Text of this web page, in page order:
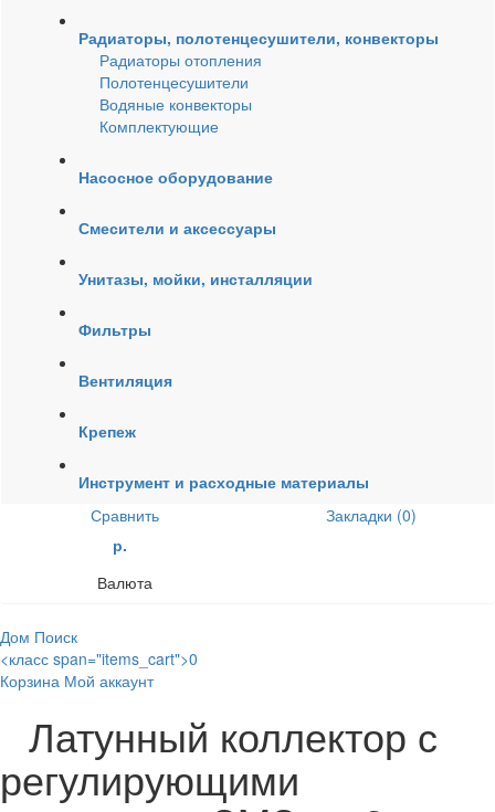
Радиаторы, полотенцесушители, конвекторы
Радиаторы отопления
Полотенцесушители
Водяные конвекторы
Комплектующие
Насосное оборудование
Смесители и аксессуары
Унитазы, мойки, инсталляции
Фильтры
Вентиляция
Крепеж
Инструмент и расходные материалы
Сравнить
Закладки (0)
р.
Валюта
Дом Поиск
<класс span="items_cart">0
Корзина Мой аккаунт
Латунный коллектор с
регулирующими